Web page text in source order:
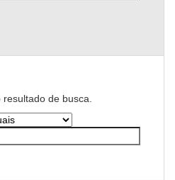
de busca.